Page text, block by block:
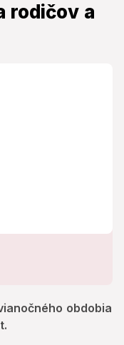
rodičov a
obdobia
obdobia si